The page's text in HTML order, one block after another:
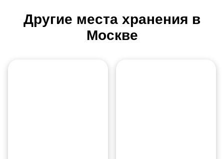
Другие места хранения в
МосквеАэропорт